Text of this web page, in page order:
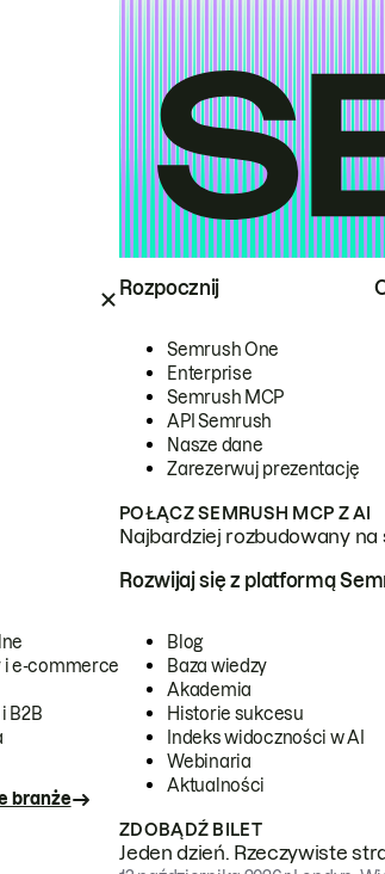
Rozpocznij
Semrush One
Enterprise
Semrush MCP
API Semrush
Nasze dane
Zarezerwuj prezentację
POŁĄCZ SEMRUSH MCP Z AI
Najbardziej rozbudowany
i e-commerce
B2B
branże
Rozwijaj się z platformą
Blog
Baza wiedzy
Akademia
Historie sukcesu
Indeks widoczności w AI
Webinaria
Aktualności
ZDOBĄDŹ BILET
Jeden dzień. Rzeczywiste